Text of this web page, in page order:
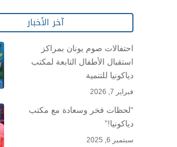
آخر الأخبار
احتفالات صوم يونان بمراكز
استقبال الأطفال التابعة لمكتب
دياكونيا للتنمية
فبراير 7, 2026
“لحظات فخر وسعادة مع مكتب
دياكونيا!”
سبتمبر 6, 2025